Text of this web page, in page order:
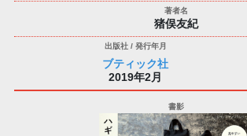
猪俣友紀
ブティック社
2019年2月